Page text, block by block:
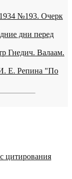
№193. Очерк
дни перед
Гнедич. Валаам.
Е. Репина "По